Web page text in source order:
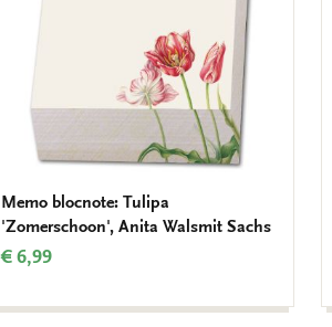
Memo blocnote: Tulipa
'Zomerschoon', Anita Walsmit Sachs
€ 6,99